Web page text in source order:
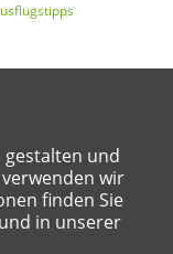
gestalten und
wir
finden Sie
in unserer